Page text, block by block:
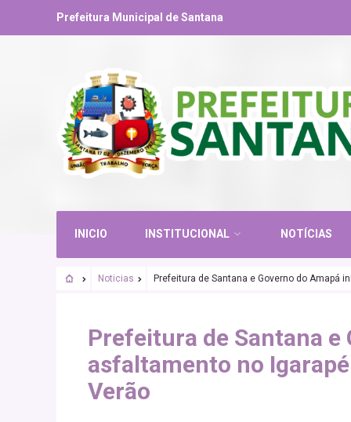
Prefeitura Municipal de Santana
INICIO INSTITUCIONAL NOTÍCIAS
Noticias Prefeitura de Santana e Governo do Amapá
Prefeitura de Santana e
asfaltamento no
Verão